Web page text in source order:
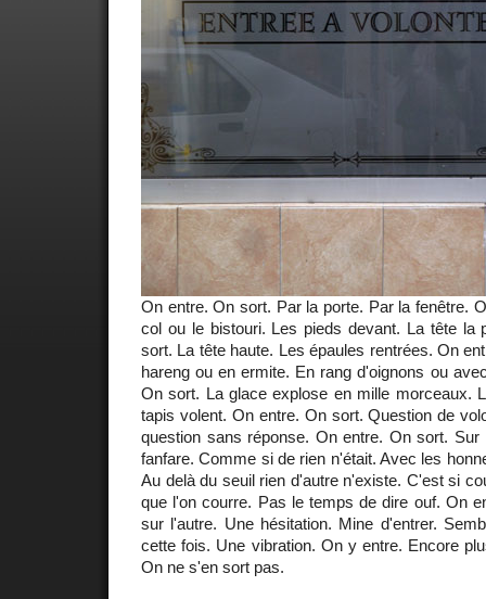
On entre. On sort. Par la porte. Par la fenêtre.
col ou le bistouri. Les pieds devant. La tête la
sort. La tête haute. Les épaules rentrées. On
hareng ou en ermite. En rang d'oignons ou
On sort. La glace explose en mille morceaux.
tapis volent. On entre. On sort. Question de
question sans réponse. On entre. On sort. Sur
fanfare. Comme si de rien n'était. Avec les
Au delà du seuil rien d'autre n'existe. C'est si
que l'on courre. Pas le temps de dire ouf. On
sur l'autre. Une hésitation. Mine d'entrer.
cette fois. Une vibration. On y entre. Encore
On ne s'en sort pas.